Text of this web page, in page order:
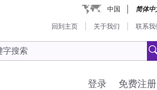
中国 简体中
回到主页 关于我们 联系我
免费注册
登录